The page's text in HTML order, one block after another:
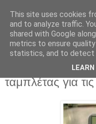
Πέμπτη 18 Δεκεμβρίου
Αγορά
ταμπλέτας για
This site uses cookies
and to analyze traffic.
shared with Google
metrics to ensure
statistics, and to detect